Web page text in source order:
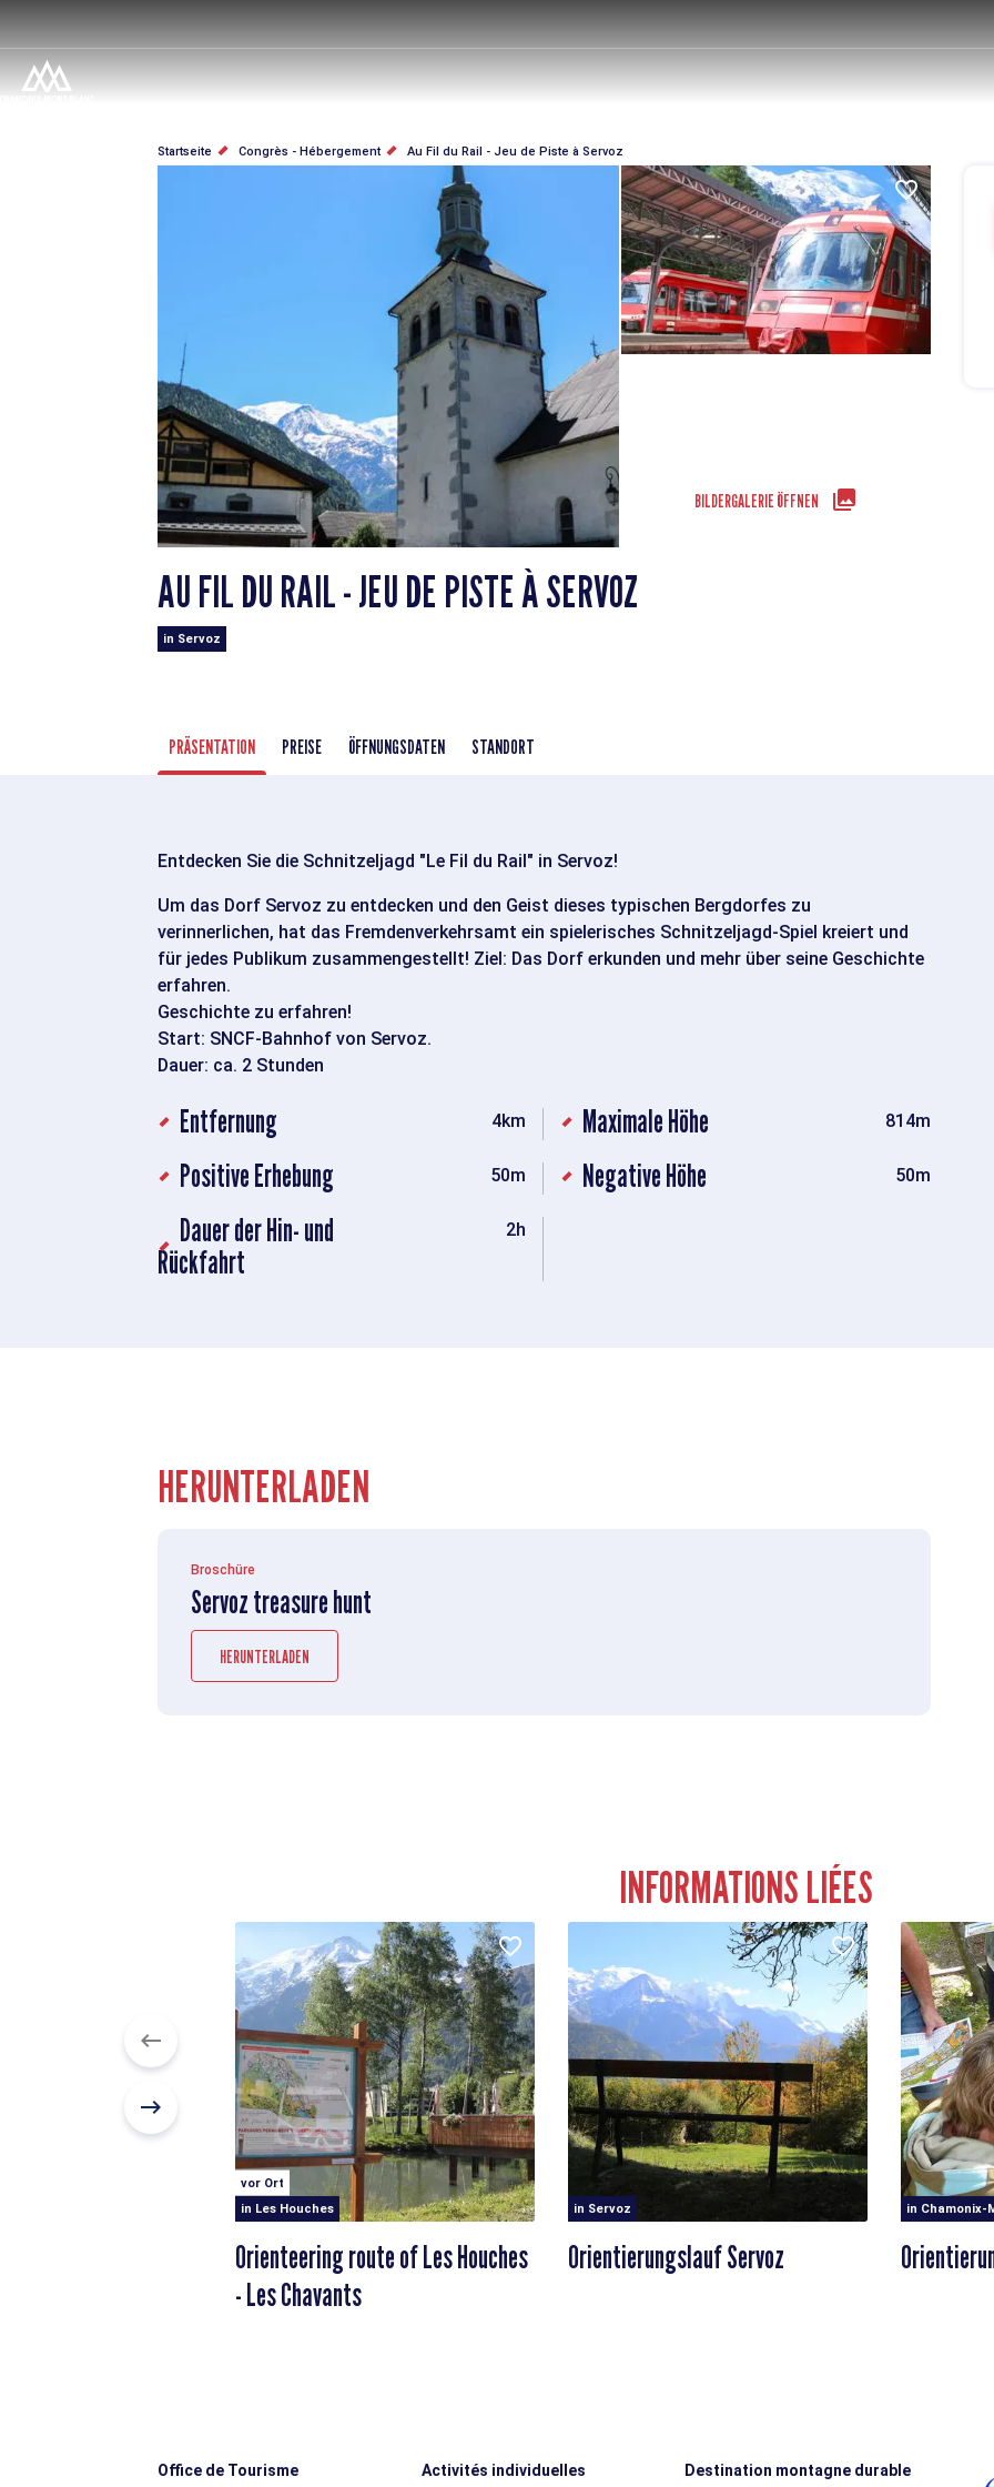
Inhalt
PFADNAVIGATION
Startseite Congrès - Hébergement Au Fil du Rail - Jeu de Piste à Servoz
BILDERGALERIE ÖFFNEN
AU FIL DU RAIL - JEU DE PISTE À SERVOZ
in Servoz
PRÄSENTATION PREISE ÖFFNUNGSDATEN STANDORT
Entdecken Sie die Schnitzeljagd "Le Fil du Rail" in Servoz!
Um das Dorf Servoz zu entdecken und den Geist dieses typischen Bergdorfes zu
verinnerlichen, hat das Fremdenverkehrsamt ein spielerisches Schnitzeljagd-Spiel kreiert und
für jedes Publikum zusammengestellt! Ziel: Das Dorf erkunden und mehr über seine Geschichte
erfahren.
Geschichte zu erfahren!
Start: SNCF-Bahnhof von Servoz.
Dauer: ca. 2 Stunden
Entfernung 4km Maximale Höhe 814m
Positive Erhebung 50m Negative Höhe 50m
Dauer der Hin- und
Rückfahrt
2h
HERUNTERLADEN
Broschüre
Servoz treasure hunt
HERUNTERLADEN
INFORMATIONS LIÉES
vor Ort
in Les Houches
Orienteering route of Les Houches
- Les Chavants
in Servoz
Orientierungslauf Servoz
in Chamonix-
Office de Tourisme Activités individuelles Destination montagne durable